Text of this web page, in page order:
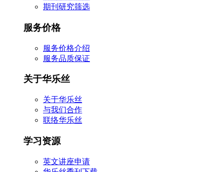
期刊研究筛选
服务价格
服务价格介绍
服务品质保证
关于华乐丝
关于华乐丝
与我们合作
联络华乐丝
学习资源
英文讲座申请